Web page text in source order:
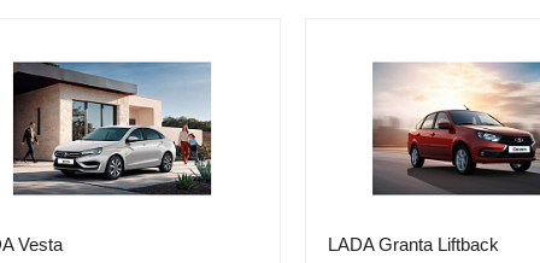
Vesta LADA Granta Liftback